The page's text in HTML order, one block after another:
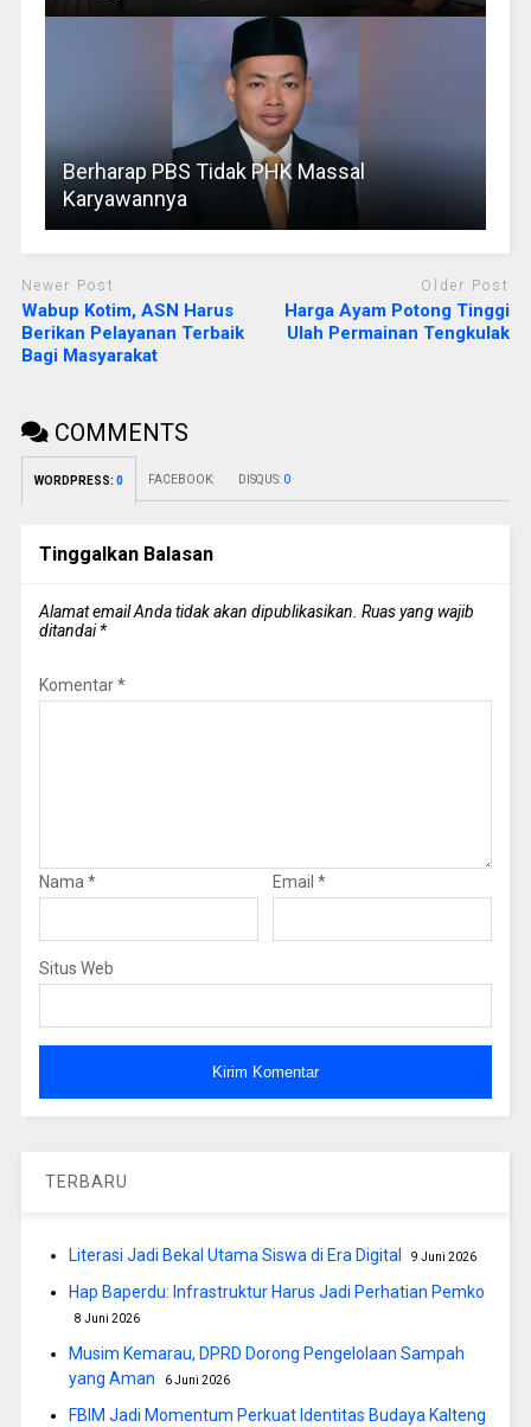
Berharap PBS Tidak PHK Massal
Karyawannya
Newer Post
Wabup Kotim, ASN Harus
Berikan Pelayanan Terbaik
Bagi Masyarakat
Older Post
Harga Ayam Potong Tinggi
Ulah Permainan Tengkulak
COMMENTS
WORDPRESS: 0 FACEBOOK: DISQUS: 0
Tinggalkan Balasan
Alamat email Anda tidak akan dipublikasikan. Ruas yang wajib
ditandai*
Komentar*
Nama * Email *
Situs Web
TERBARU
Literasi Jadi Bekal Utama Siswa di Era Digital 9 Juni 2026
Hap Baperdu: Infrastruktur Harus Jadi Perhatian Pemko
8 Juni 2026
Musim Kemarau, DPRD Dorong Pengelolaan Sampah
yang Aman
6 Juni 2026
FBIM Jadi Momentum Perkuat Identitas Budaya Kalteng